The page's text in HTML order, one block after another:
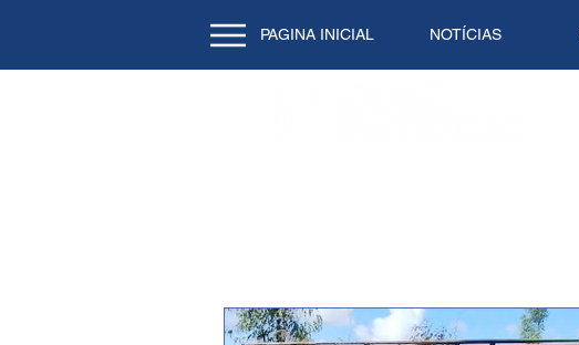
PAGINA INICIAL NOTÍCIAS